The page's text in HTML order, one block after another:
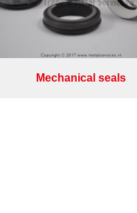
Mechanical seals